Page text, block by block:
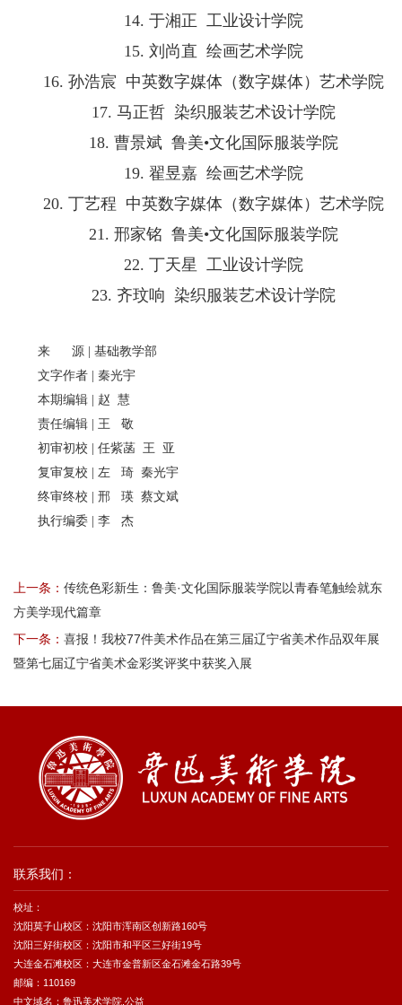
14. 于湘正 工业设计学院
15. 刘尚直 绘画艺术学院
16. 孙浩宸 中英数字媒体（数字媒体）艺术学院
17. 马正哲 染织服装艺术设计学院
18. 曹景斌 鲁美•文化国际服装学院
19. 翟昱嘉 绘画艺术学院
20. 丁艺程 中英数字媒体（数字媒体）艺术学院
21. 邢家铭 鲁美•文化国际服装学院
22. 丁天星 工业设计学院
23. 齐玟响 染织服装艺术设计学院
来 源 | 基础教学部
文字作者 | 秦光宇
本期编辑 | 赵 慧
责任编辑 | 王 敬
初审初校 | 任紫菡 王 亚
复审复校 | 左 琦 秦光宇
终审终校 | 邢 瑛 蔡文斌
执行编委 | 李 杰
上一条： 传统色彩新生：鲁美·文化国际服装学院以青春笔触绘就东
方美学现代篇章
下一条： 喜报！我校77件美术作品在第三届辽宁省美术作品双年展
暨第七届辽宁省美术金彩奖评奖中获奖入展
联系我们：
校址：
沈阳莫子山校区：沈阳市浑南区创新路160号
沈阳三好街校区：沈阳市和平区三好街19号
大连金石滩校区：大连市金普新区金石滩金石路39号
邮编：110169
中文域名：鲁迅美术学院.公益